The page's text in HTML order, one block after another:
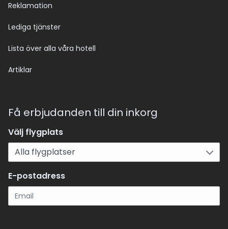
Reklamation
Lediga tjänster
Lista över alla våra hotell
Artiklar
Få erbjudanden till din inkorg
Välj flygplats
E-postadress